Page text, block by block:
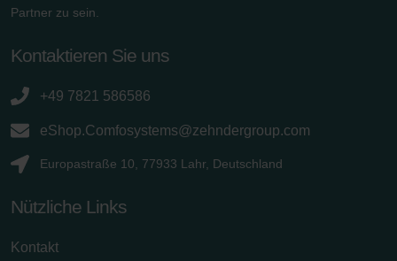
Partner zu sein.
Kontaktieren Sie uns
+49 7821 586586
eShop.Comfosystems@zehndergroup.com
Europastraße 10, 77933 Lahr, Deutschland
Nützliche Links
Kontakt